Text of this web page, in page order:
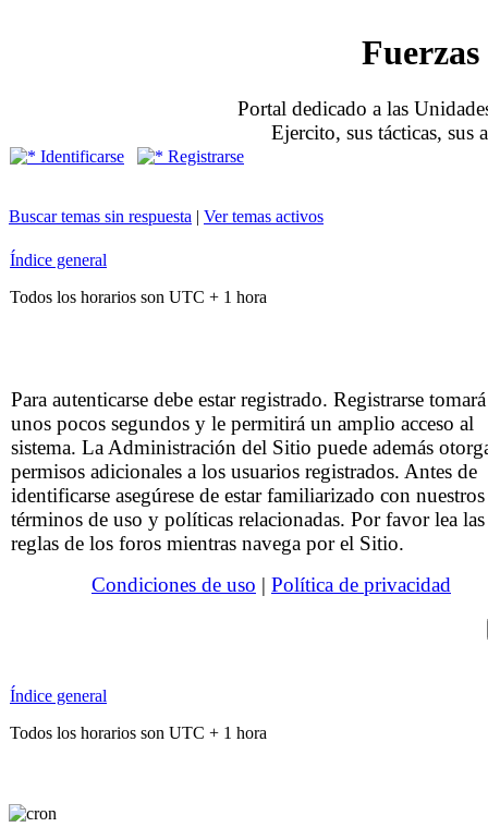
Portal dedicado a las
Ejercito, sus tácticas, sus
Identificarse Registrarse
Buscar temas sin respuesta | Ver temas activos
Índice general
Todos los horarios son UTC + 1 hora
Para autenticarse debe estar registrado. Registrarse
unos pocos segundos y le permitirá un amplio acceso al
sistema. La Administración del Sitio puede además
permisos adicionales a los usuarios registrados. Antes de
identificarse asegúrese de estar familiarizado con nuestros
términos de uso y políticas relacionadas. Por favor lea las
reglas de los foros mientras navega por el Sitio.
Condiciones de uso | Política de privacidad
Índice general
Todos los horarios son UTC + 1 hora